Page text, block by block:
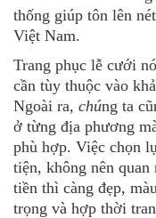
thống giúp tôn lên
Việt Nam.
Trang phục lễ cưới
cần tùy thuộc vào
Ngoài ra, chúng ta
ở từng địa phương
phù hợp. Việc chọn
tiện, không nên
tiền thì càng đẹp,
trọng và hợp thời